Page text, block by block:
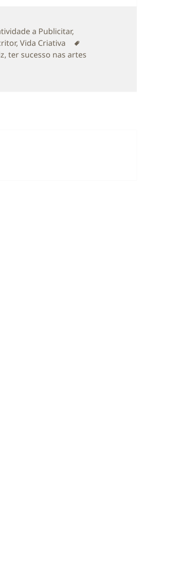
a Publicitar,
,Vida Criativa
,ter sucesso nas artes